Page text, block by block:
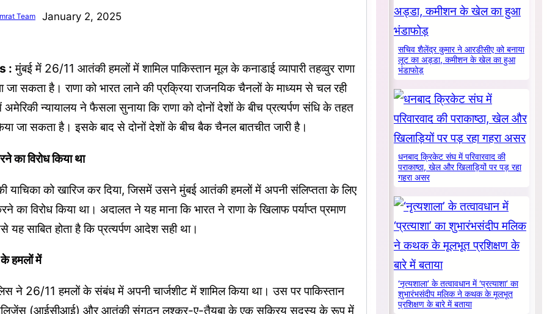
Team January 2, 2025
: मुंबई में 26/11 आतंकी हमलों में शामिल पाकिस्तान मूल के कनाडाई व्यापारी तहव्वुर राणा
जा सकता है। राणा को भारत लाने की प्रक्रिया राजनयिक चैनलों के माध्यम से चल रही
न्यायालय ने फैसला सुनाया कि राणा को दोनों देशों के बीच प्रत्यर्पण संधि के तहत
जा सकता है। इसके बाद से दोनों देशों के बीच बैक चैनल बातचीत जारी है।
का विरोध किया था
याचिका को खारिज कर दिया, जिसमें उसने मुंबई आतंकी हमलों में अपनी संलिप्तता के लिए
का विरोध किया था। अदालत ने यह माना कि भारत ने राणा के खिलाफ पर्याप्त प्रमाण
साबित होता है कि प्रत्यर्पण आदेश सही था।
हमलों में
ने 26/11 हमलों के संबंध में अपनी चार्जशीट में शामिल किया था। उस पर पाकिस्तान
(आईसीआई) और आतंकी संगठन लश्कर-ए-तैयबा के एक सक्रिय सदस्य के रूप में
सचिव शैलेंद्र कुमार ने आरडीसीए को बनाया
लूट का अड्डा, कमीशन के खेल का हुआ
भंडाफोड़
धनबाद क्रिकेट संघ में परिवारवाद की
पराकाष्ठा, खेल और खिलाड़ियों पर पड़ रहा
गहरा असर
‘नृत्यशाला’ के तत्वावधान में ‘प्रत्याशा’ का
शुभारंभसंदीप मलिक ने कथक के मूलभूत
प्रशिक्षण के बारे में बताया